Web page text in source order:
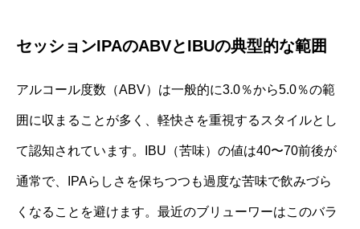
セッションIPAのABVとIBUの典型的な範囲
アルコール度数（ABV）は一般的に3.0％から5.0％の範
囲に収まることが多く、軽快さを重視するスタイルとし
て認知されています。IBU（苦味）の値は40〜70前後が
通常で、IPAらしさを保ちつつも過度な苦味で飲みづら
くなることを避けます。最近のブリューワーはこのバラ